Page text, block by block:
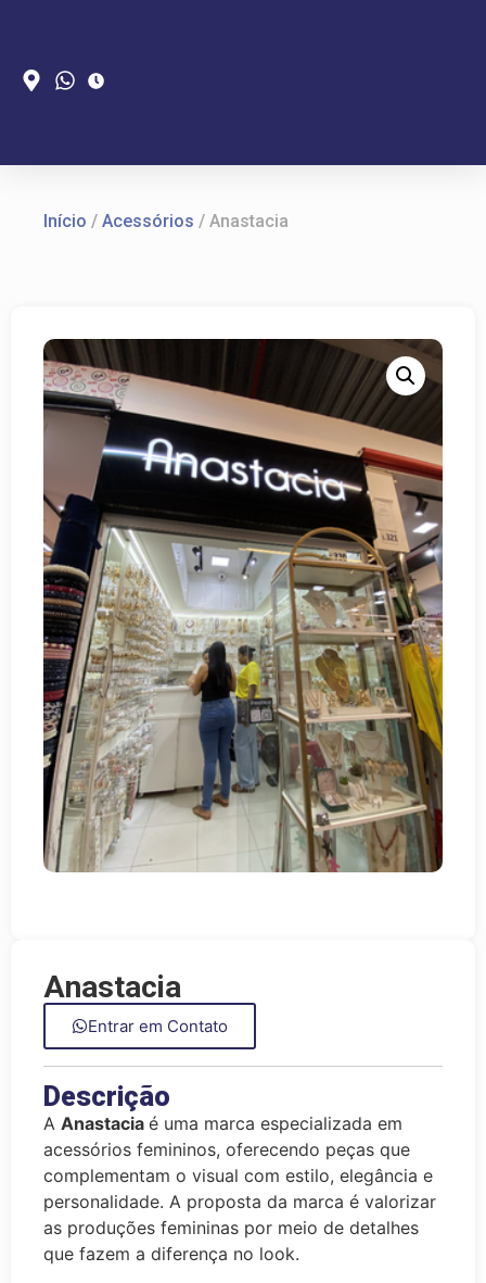
Início / Acessórios / Anastacia
Anastacia
Entrar em Contato
Descrição
A Anastacia é uma marca especializada em
acessórios femininos, oferecendo peças que
complementam o visual com estilo, elegância e
personalidade. A proposta da marca é valorizar
as produções femininas por meio de detalhes
que fazem a diferença no look.